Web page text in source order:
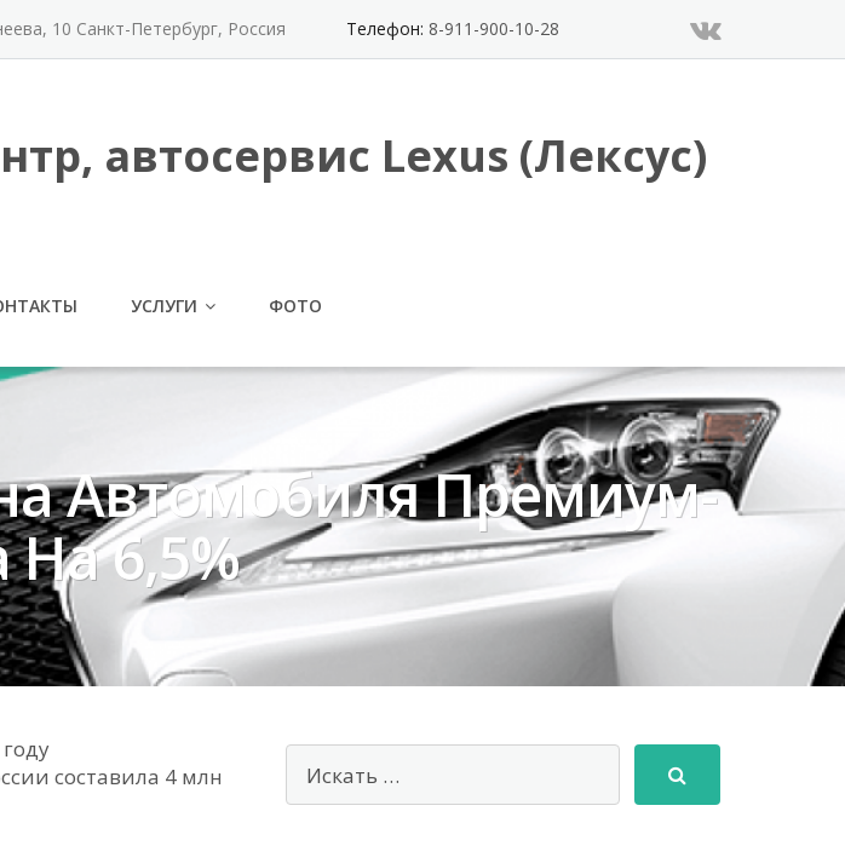
10 Санкт-Петербург, Россия Телефон: 8-911-900-10-28
автосервис Lexus (Лексус)
УСЛУГИ ФОТО
Автомобиля Премиум-
6,5%
составила 4 млн